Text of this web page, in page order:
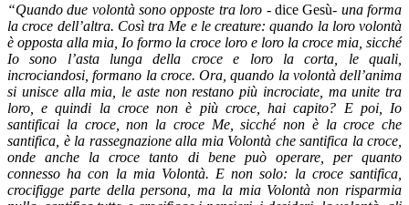
“Quando due volontà sono opposte tra loro - dice Gesù- una forma
la croce dell’altra. Così tra Me e le creature: quando la loro volontà
è opposta alla mia, Io formo la croce loro e loro la croce mia, sicché
Io sono l’asta lunga della croce e loro la corta, le quali,
incrociandosi, formano la croce. Ora, quando la volontà dell’anima
si unisce alla mia, le aste non restano più incrociate, ma unite tra
loro, e quindi la croce non è più croce, hai capito? E poi, Io
santificai la croce, non la croce Me, sicché non è la croce che
santifica, è la rassegnazione alla mia Volontà che santifica la croce,
onde anche la croce tanto di bene può operare, per quanto
connesso ha con la mia Volontà. E non solo: la croce santifica,
crocifigge parte della persona, ma la mia Volontà non risparmia